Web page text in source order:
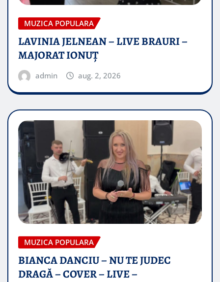
MUZICA POPULARA
LAVINIA JELNEAN – LIVE BRAURI –
MAJORAT IONUŢ
admin aug. 2, 2026
MUZICA POPULARA
BIANCA DANCIU – NU TE JUDEC
DRAGĂ – COVER – LIVE –